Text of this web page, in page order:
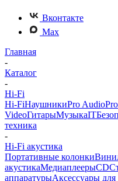
Вконтакте
Max
Главная
-
Каталог
-
Hi-Fi
Hi-FiНаушникиPro Audio
VideoГитарыМузыкаIT
техника
-
Hi-Fi акустика
Портативные колонки
акустикаМедиаплеерыCD
аппаратурыАксессуары